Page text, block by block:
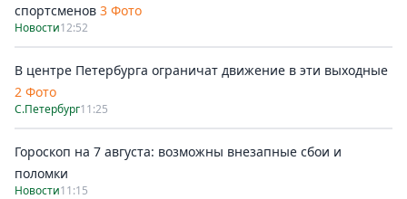
спортсменов 3 Фото
Новости12:52
В центре Петербурга ограничат движение в эти выходные
2 Фото
С.Петербург11:25
Гороскоп на 7 августа: возможны внезапные сбои и
поломки
Новости11:15